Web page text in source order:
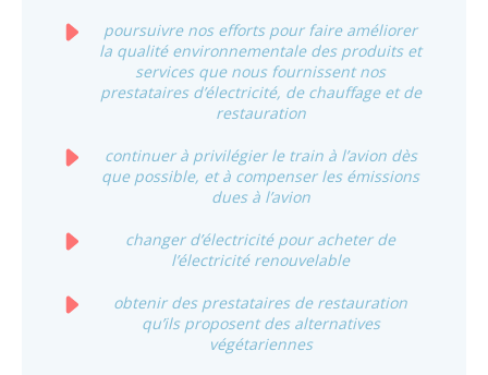
poursuivre nos efforts pour faire améliorer
la qualité environnementale des produits et
services que nous fournissent nos
prestataires d’électricité, de chauffage et de
restauration
continuer à privilégier le train à l’avion dès
que possible, et à compenser les émissions
dues à l’avion
changer d’électricité pour acheter de
l’électricité renouvelable
obtenir des prestataires de restauration
qu’ils proposent des alternatives
végétariennes